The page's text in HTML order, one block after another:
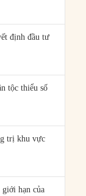
định đầu tư
tộc thiểu số
trị khu vực
hạn của